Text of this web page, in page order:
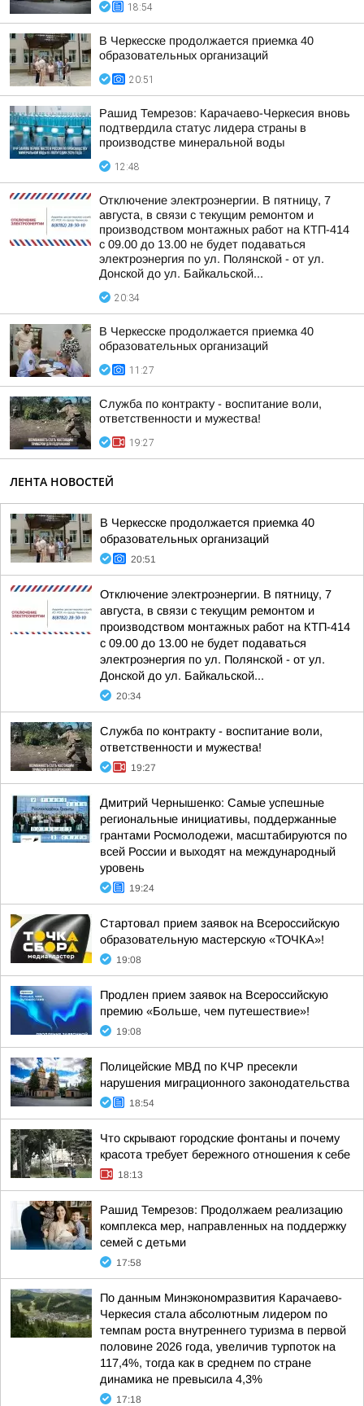
18:54
В Черкесске продолжается приемка 40
образовательных организаций
20:51
Рашид Темрезов: Карачаево-Черкесия вновь
подтвердила статус лидера страны в
производстве минеральной воды
12:48
Отключение электроэнергии. В пятницу, 7
августа, в связи с текущим ремонтом и
производством монтажных работ на КТП-414
с 09.00 до 13.00 не будет подаваться
электроэнергия по ул. Полянской - от ул.
Донской до ул. Байкальской...
20:34
В Черкесске продолжается приемка 40
образовательных организаций
11:27
Служба по контракту - воспитание воли,
ответственности и мужества!
19:27
ЛЕНТА НОВОСТЕЙ
В Черкесске продолжается приемка 40
образовательных организаций
20:51
Отключение электроэнергии. В пятницу, 7
августа, в связи с текущим ремонтом и
производством монтажных работ на КТП-414
с 09.00 до 13.00 не будет подаваться
электроэнергия по ул. Полянской - от ул.
Донской до ул. Байкальской...
20:34
Служба по контракту - воспитание воли,
ответственности и мужества!
19:27
Дмитрий Чернышенко: Самые успешные
региональные инициативы, поддержанные
грантами Росмолодежи, масштабируются по
всей России и выходят на международный
уровень
19:24
Стартовал прием заявок на Всероссийскую
образовательную мастерскую «ТОЧКА»!
19:08
Продлен прием заявок на Всероссийскую
премию «Больше, чем путешествие»!
19:08
Полицейские МВД по КЧР пресекли
нарушения миграционного законодательства
18:54
Что скрывают городские фонтаны и почему
красота требует бережного отношения к себе
18:13
Рашид Темрезов: Продолжаем реализацию
комплекса мер, направленных на поддержку
семей с детьми
17:58
По данным Минэкономразвития Карачаево-
Черкесия стала абсолютным лидером по
темпам роста внутреннего туризма в первой
половине 2026 года, увеличив турпоток на
117,4%, тогда как в среднем по стране
динамика не превысила 4,3%
17:18